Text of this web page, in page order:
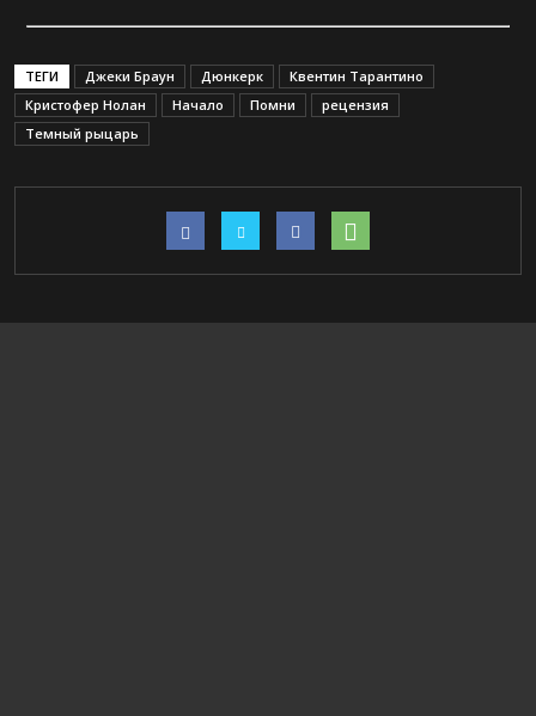
ТЕГИ Джеки Браун Дюнкерк
Квентин Тарантино
Кристофер Нолан
Начало Помни
рецензия
Темный рыцарь